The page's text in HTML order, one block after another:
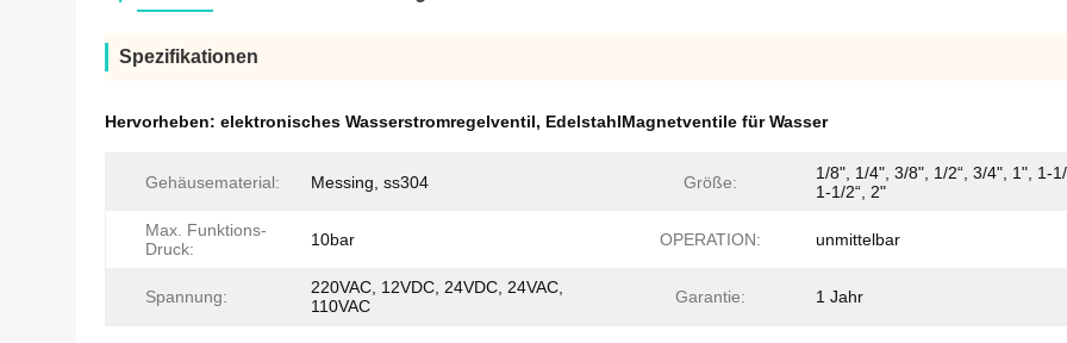
Spezifikationen
Hervorheben: elektronisches Wasserstromregelventil, EdelstahlMagnetventile für Wasser
Gehäusematerial: Messing, ss304 Größe:
1/8", 1/4", 3/8", 1/2“, 3/4", 1", 1-
1-1/2“, 2"
Max. Funktions-
Druck:
10bar OPERATION: unmittelbar
Spannung:
220VAC, 12VDC, 24VDC, 24VAC,
110VAC
Garantie: 1 Jahr